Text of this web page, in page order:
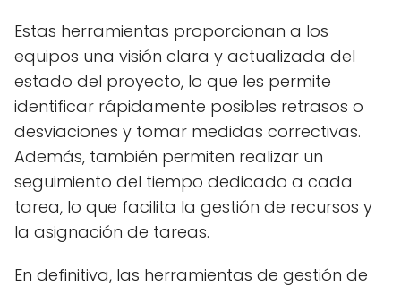
Estas herramientas proporcionan a los
equipos una visión clara y actualizada del
estado del proyecto, lo que les permite
identificar rápidamente posibles retrasos o
desviaciones y tomar medidas correctivas.
Además, también permiten realizar un
seguimiento del tiempo dedicado a cada
tarea, lo que facilita la gestión de recursos y
la asignación de tareas.
En definitiva, las herramientas de gestión de